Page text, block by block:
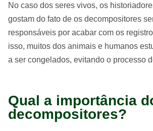
No caso dos seres vivos, os
gostam do fato de os decompositores
responsáveis por acabar com os
isso, muitos dos animais e humanos
a ser congelados, evitando o processo
Qual a importância
decompositores?